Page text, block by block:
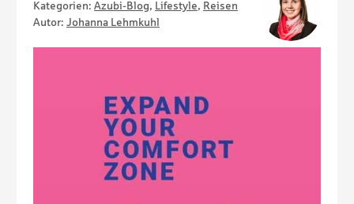
Kategorien: Azubi-Blog, Lifestyle, Reisen
Autor: Johanna Lehmkuhl